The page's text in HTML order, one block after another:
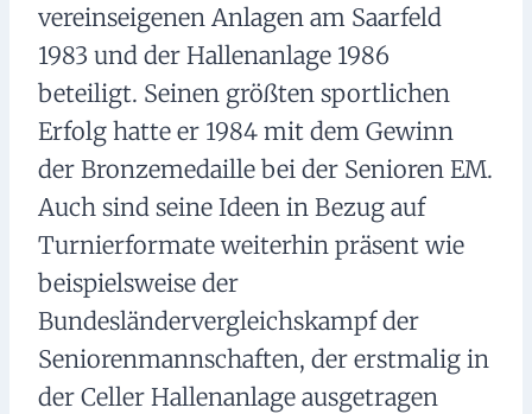
vereinseigenen Anlagen am Saarfeld
1983 und der Hallenanlage 1986
beteiligt. Seinen größten sportlichen
Erfolg hatte er 1984 mit dem Gewinn
der Bronzemedaille bei der Senioren EM.
Auch sind seine Ideen in Bezug auf
Turnierformate weiterhin präsent wie
beispielsweise der
Bundesländervergleichskampf der
Seniorenmannschaften, der erstmalig in
der Celler Hallenanlage ausgetragen